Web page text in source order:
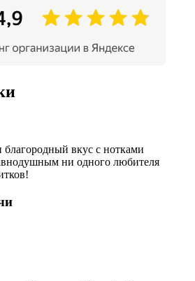
вкус с нотками
ни одного любителя